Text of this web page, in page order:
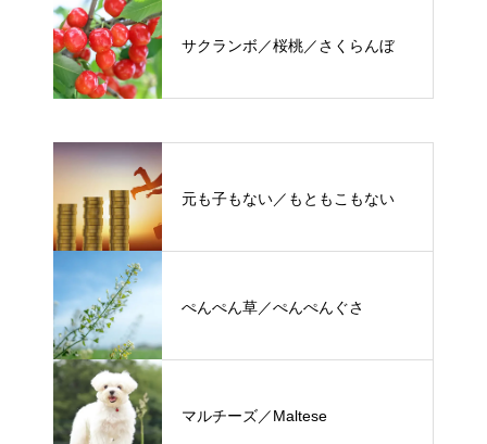
サクランボ／桜桃／さくらんぼ
元も子もない／もともこもない
ぺんぺん草／ぺんぺんぐさ
マルチーズ／Maltese